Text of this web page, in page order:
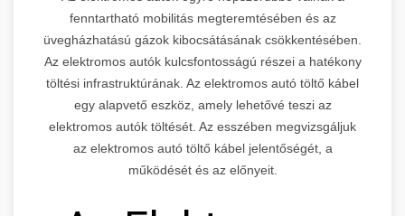
fenntartható mobilitás megteremtésében és az
üvegházhatású gázok kibocsátásának csökkentésében.
Az elektromos autók kulcsfontosságú részei a hatékony
töltési infrastruktúrának. Az elektromos autó töltő kábel
egy alapvető eszköz, amely lehetővé teszi az
elektromos autók töltését. Az esszében megvizsgáljuk
az elektromos autó töltő kábel jelentőségét, a
működését és az előnyeit.